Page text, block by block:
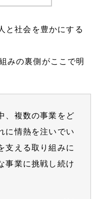
と社会を豊かにする
みの裏側がここで明
、複数の事業をど
に情熱を注いでい
支える取り組みに
事業に挑戦し続け